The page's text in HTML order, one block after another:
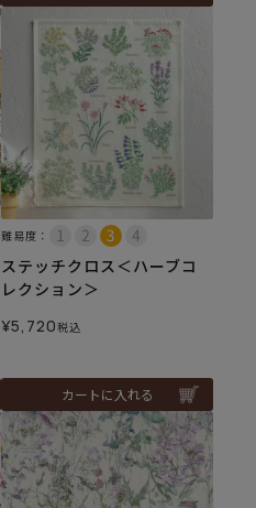
難易度：
ステッチクロス＜ハーブコ
レクション＞
¥5,720税込
カートに入れる